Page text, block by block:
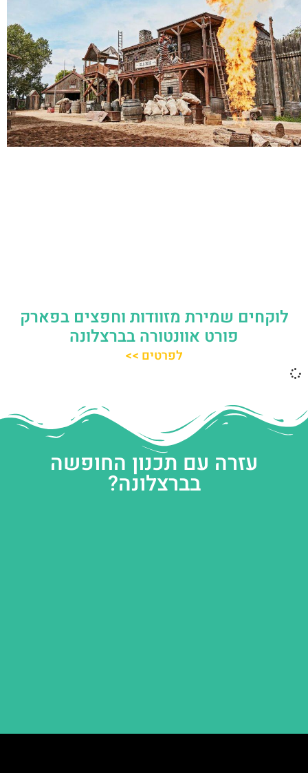
לוקחים שמירת מזוודות וחפצים בפארק
פורט אוונטורה בברצלונה
לפרטים >>
עזרה עם תכנון החופשה
בברצלונה?